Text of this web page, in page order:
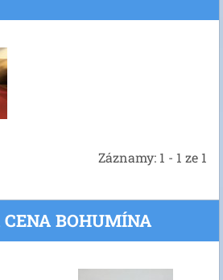
Záznamy: 1 - 1 ze 1
CENA BOHUMÍNA